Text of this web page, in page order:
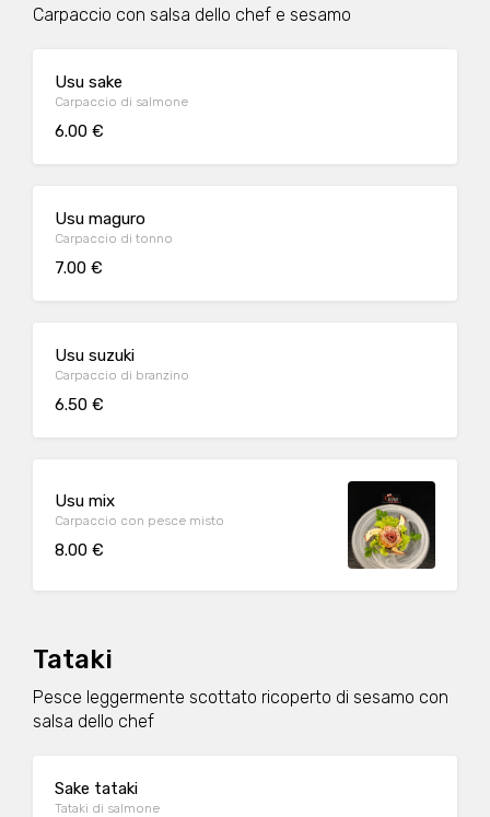
Carpaccio con salsa dello chef e sesamo
Usu sake
Carpaccio di salmone
6.00 €
Usu maguro
Carpaccio di tonno
7.00 €
Usu suzuki
Carpaccio di branzino
6.50 €
Usu mix
Carpaccio con pesce misto
8.00 €
Tataki
Pesce leggermente scottato ricoperto di sesamo con
salsa dello chef
Sake tataki
Tataki di salmone